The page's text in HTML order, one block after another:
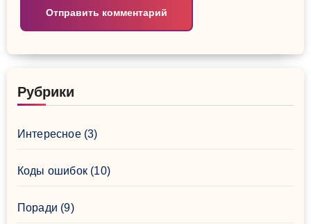
Рубрики
Интересное(3)
Коды ошибок(10)
Поради (9)